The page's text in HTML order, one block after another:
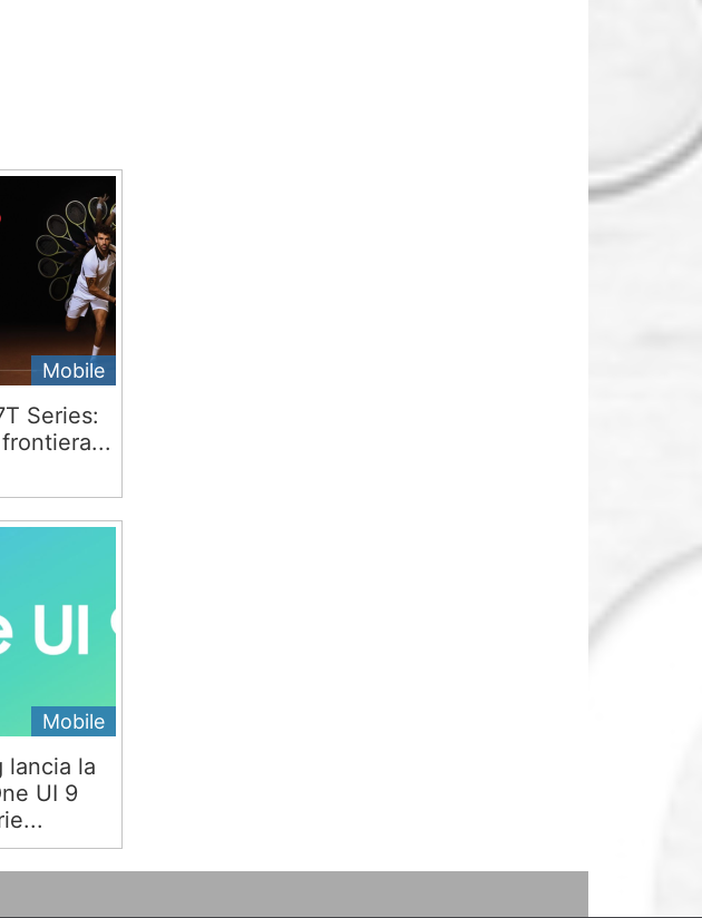
Mobile
Series:
Mobile
lancia la
UI 9